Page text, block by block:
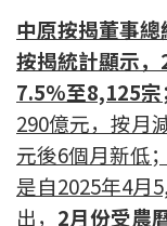
工商舖按揭計算
印花稅計算
免費物業估價
下載中心
中原按揭董事
按揭統計顯示
7.5%至8,125宗
290億元，按月
元後6個月新低
是自2025年4月
出， 2月份受農